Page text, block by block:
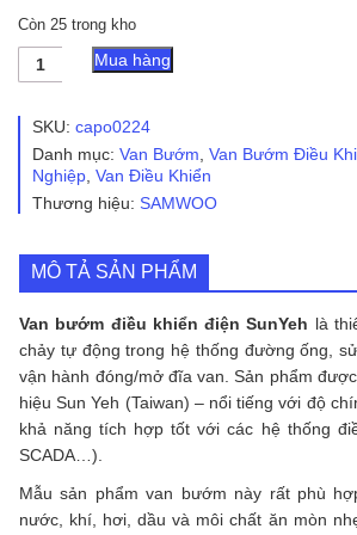
Còn 25 trong kho
Van
Bướm
Khiển
SunYeh
số
lượng
Mua hàng
SKU: capo0224
Danh mục: Van Bướm, Van Bướm Điều
Nghiệp, Van Điều Khiển
Thương hiệu: SAMWOO
MÔ TẢ SẢN PHẨM
Van bướm điều khiển điện SunYeh là
chảy tự động trong hệ thống đường ống,
vận hành đóng/mở đĩa van. Sản phẩm
hiệu Sun Yeh (Taiwan) – nổi tiếng với độ
khả năng tích hợp tốt với các hệ thống
SCADA…).
Mẫu sản phẩm van bướm này rất phù
nước, khí, hơi, dầu và môi chất ăn mòn